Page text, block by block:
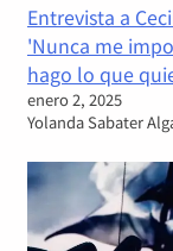
Entrevista a
'Nunca me
hago lo que
enero 2, 2025
Yolanda Sabater